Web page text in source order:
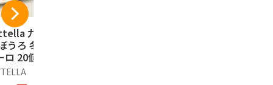
九州銘菓
うろ 冬ギフト
ロ 20個詰 佐賀
子 和菓子ギフト
ゼント